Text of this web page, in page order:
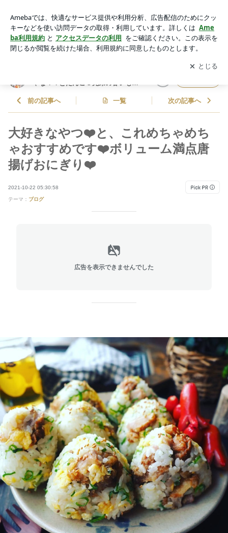
ム満点唐揚げおにぎり❤️ | しゃなママオフィシャルブログ「し
ゃなママとだんご３兄弟の甘いもの日記」Powered by Ameba
アプリをダウンロードして ブログの更新通知
を受け取りまし
ょう。
開く
ゃなママとだんご３兄弟の甘いもの
前の記事へ 一覧 次の記事へ
大好きなやつ❤️と、これめちゃめち
ゃおすすめです❤️ボリューム満点唐
揚げおにぎり❤️
2021-10-22 05:30:58
テーマ： ブログ
広告を表示できませんでした